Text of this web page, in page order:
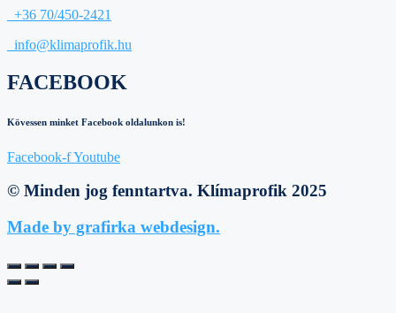
+36 70/450-2421
info@klimaprofik.hu
FACEBOOK
Kövessen minket Facebook oldalunkon is!
Facebook-fYoutube
© Minden jog fenntartva. Klímaprofik 2025
Made by grafirka webdesign.